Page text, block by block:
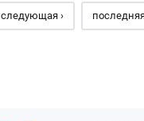
следующая ›